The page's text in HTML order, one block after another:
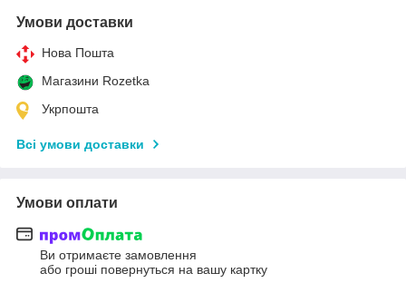
Умови доставки
Нова Пошта
Магазини Rozetka
Укрпошта
Всі умови доставки
Умови оплати
Ви отримаєте замовлення
або гроші повернуться на вашу картку